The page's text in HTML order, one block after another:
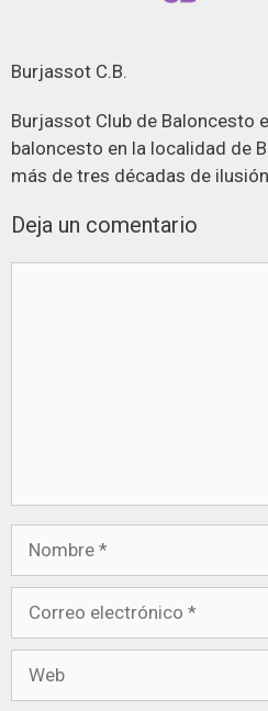
Burjassot C.B.
Burjassot Club de Baloncesto
baloncesto en la localidad de
más de tres décadas de
Deja un comentario